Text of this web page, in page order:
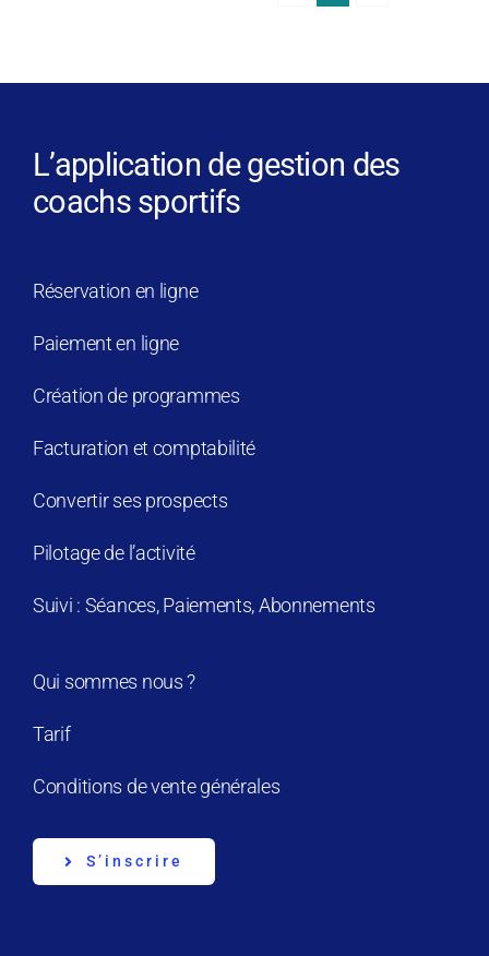
L’application de gestion des
coachs sportifs
Réservation en ligne
Paiement en ligne
Création de programmes
Facturation et comptabilité
Convertir ses prospects
Pilotage de l’activité
Suivi : Séances, Paiements, Abonnements
Qui sommes nous ?
Tarif
Conditions de vente générales
S’inscrire